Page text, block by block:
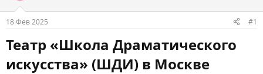
е
м
ч
а
18 Фев 2025 #1
Театр «Школа Драматического
искусства» (ШДИ) в Москве​